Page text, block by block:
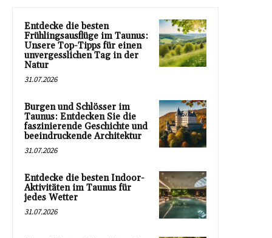
Entdecke die besten
Frühlingsausflüge im Taunus:
Unsere Top-Tipps für einen
unvergesslichen Tag in der
Natur
31.07.2026
Burgen und Schlösser im
Taunus: Entdecken Sie die
faszinierende Geschichte und
beeindruckende Architektur
31.07.2026
Entdecke die besten Indoor-
Aktivitäten im Taunus für
jedes Wetter
31.07.2026